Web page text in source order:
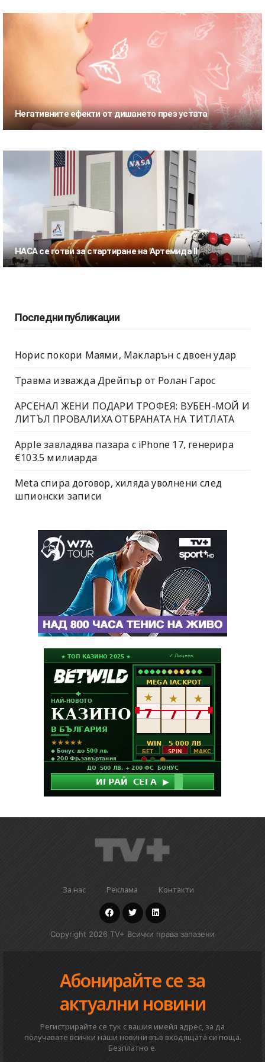
Негативните ефекти от дишането през устата
НАСА се готви за стартиране на Артемида II
Последни публикации
Норис покори Маями, Макларън с двоен удар
Травма изважда Дрейпър от Ролан Гарос
АРСЕНАЛ ЖЕНИ ПОДАРИ ТРОФЕЯ: ВУБЕН-МОЙ И
ЛИТЪЛ ПРОВАЛИХА ОТБРАНАТА НА ТИТЛАТА
Apple завладява пазара с iPhone 17, генерира
€103.5 милиарда
Meta спира договор, хиляда уволнени след
шпионски записи
За нас Реклама Контакти
Copyright 2026 TV+ Всички права запазени
Абонирайте се за
актуални новини
Регистрирайте се тук с вашия имейл адрес, за да
получавате всички наши новини във входящата си поща.
Безплатно е.